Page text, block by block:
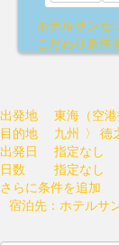
ホテルサンセ
こだわり条件
出発地
東海（空港
目的地
九州 〉 徳
出発日
指定なし
日数
指定なし
さらに条件を追加
宿泊先：ホテルサ